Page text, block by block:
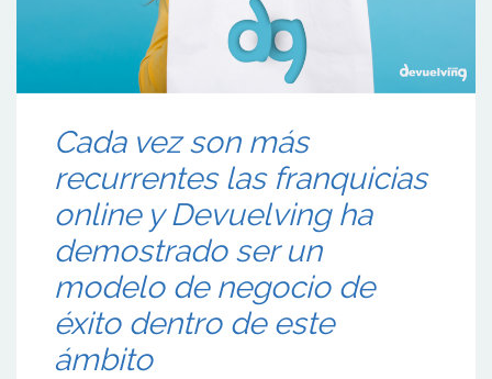
Cada vez son más
recurrentes las franquicias
online y Devuelving ha
demostrado ser un
modelo de negocio de
éxito dentro de este
ámbito